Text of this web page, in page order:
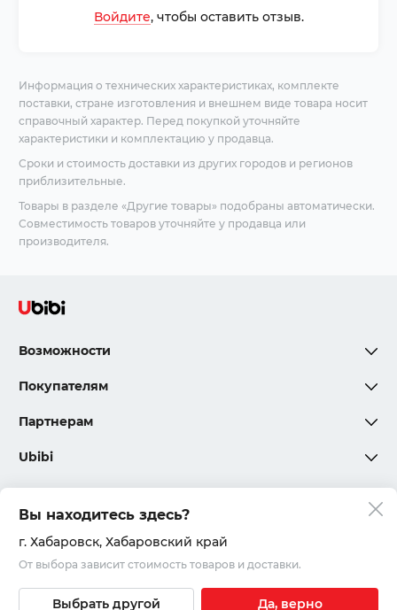
Войдите, чтобы оставить отзыв.
Информация о технических характеристиках, комплекте
поставки, стране изготовления и внешнем виде товара носит
справочный характер. Перед покупкой уточняйте
характеристики и комплектацию у продавца.
Сроки и стоимость доставки из других городов и регионов
приблизительные.
Товары в разделе «Другие товары» подобраны автоматически.
Совместимость товаров уточняйте у продавца или
производителя.
Возможности
Покупателям
Партнерам
Ubibi
Политика конфиденциальности
Соглашения и правила
© 2020 – 2026, ООО «Юкар»
Вы находитесь здесь?
г. Хабаровск, Хабаровский край
От выбора зависит стоимость товаров и доставки.
Выбрать другой Да, верно